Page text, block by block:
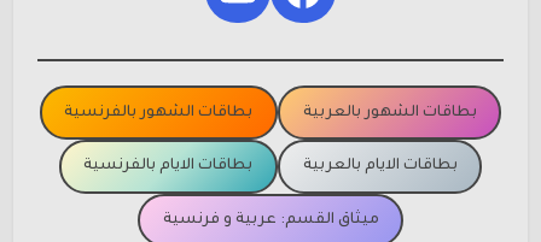
بطاقات الشهور بالعربية بطاقات الشهور بالفرنسية
بطاقات الايام بالعربية بطاقات الايام بالفرنسية
ميثاق القسم: عربية و فرنسية